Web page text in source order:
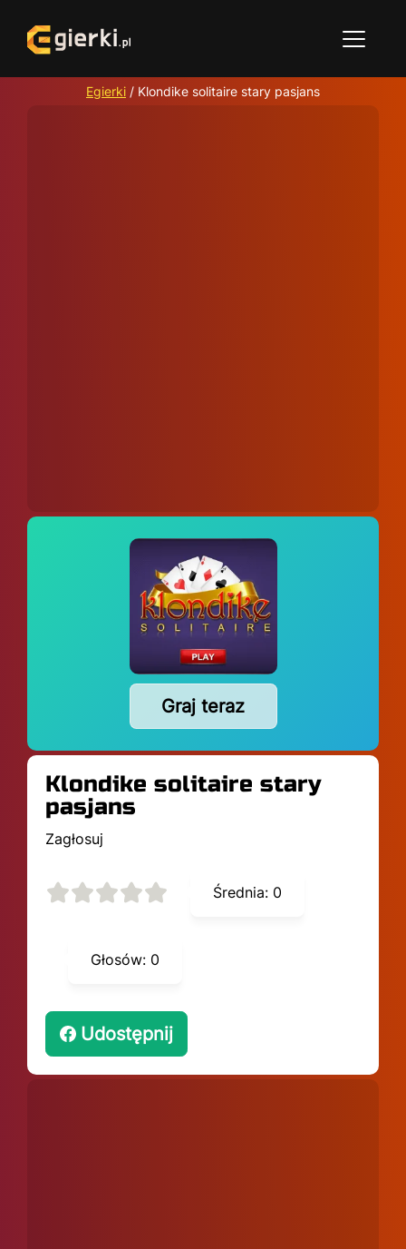
Egierki / Klondike solitaire stary pasjans
Graj teraz
Klondike solitaire stary
pasjans
Zagłosuj
Średnia: 0
Głosów: 0
Udostępnij